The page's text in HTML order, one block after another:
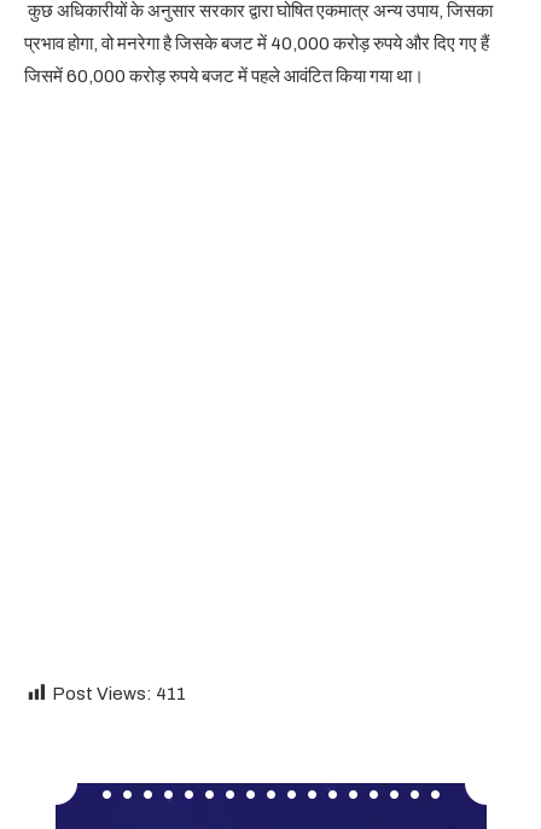
कुछ अधिकारीयों के अनुसार सरकार द्वारा घोषित एकमात्र अन्य उपाय, जिसका
प्रभाव होगा, वो मनरेगा है जिसके बजट में 40,000 करोड़ रुपये और दिए गए हैं
जिसमें 60,000 करोड़ रुपये बजट में पहले आवंटित किया गया था।
Post Views: 411